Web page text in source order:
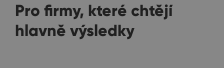
Pro firmy, které chtějí
hlavně výsledky